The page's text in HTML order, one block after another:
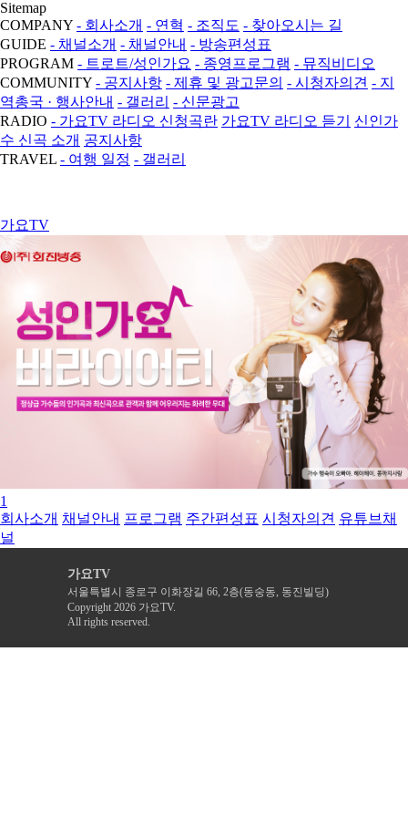
Sitemap
COMPANY - 회사소개 - 연혁 - 조직도 - 찾아오시는 길
GUIDE - 채널소개 - 채널안내 - 방송편성표
PROGRAM - 트로트/성인가요 - 종영프로그램 - 뮤직비디오
COMMUNITY - 공지사항 - 제휴 및 광고문의 - 시청자의견 - 지
역총국 · 행사안내 - 갤러리 - 신문광고
RADIO - 가요TV 라디오 신청곡란 가요TV 라디오 듣기
신인가
수 신곡 소개 공지사항
TRAVEL - 여행 일정 - 갤러리
가요TV
1
회사소개 채널안내 프로그램 주간편성표 시청자의견 유튜브채
널
가요TV
서울특별시 종로구 이화장길 66, 2층(동숭동, 동진빌딩)
Copyright 2026 가요TV.
All rights reserved.